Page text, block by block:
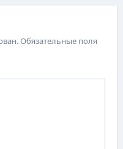
Обязательные поля